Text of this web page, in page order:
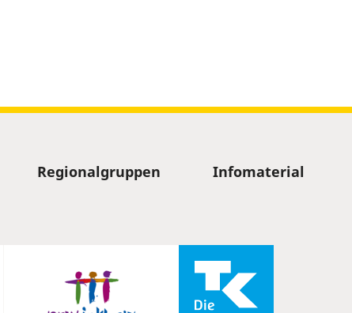
Regionalgruppen Infomaterial